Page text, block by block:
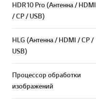
HDR10 Pro (Антенна / HDMI
/ CP / USB)
HLG (Антенна / HDMI / CP /
USB)
Процессор обработки
изображений